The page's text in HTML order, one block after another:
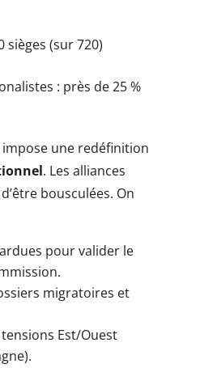
sièges (sur 720)
: près de 25 %
une redéfinition
. Les alliances
bousculées. On
pour valider le
migratoires et
Est/Ouest